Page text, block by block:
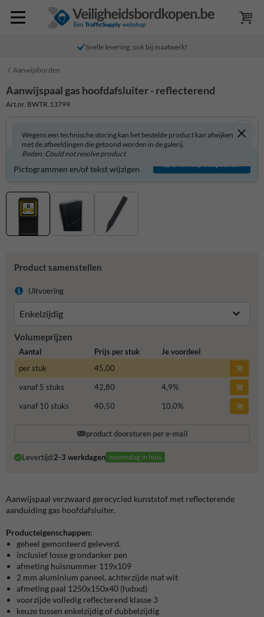
Snelle levering, ook bij maatwerk!
Aanwijsborden
Aanwijspaal gas hoofdafsluiter - reflecterend
Art.nr. BWTR.13799
Wegens een technische storing kan het bestelde product kan afwijken
met de afbeeldingen die getoond worden in de galerij.
Reden: Could not resolve product
Product zelf aanpassen?
Pictogrammen en/of tekst wijzigen
Ontwerp aanpassen
Product samenstellen
Uitvoering
Volumeprijzen
Aantal Prijs per stuk
Je voordeel
per stuk
45,00
vanaf 5 stuks
42,80 4,9%
vanaf 10 stuks
40,50 10,0%
product doorsturen per e-mail
Levertijd:2-3 werkdagen woensdag in huis
Aanwijspaal verzwaard gerecycled kunststof met reflecterende
aanduiding gas hoofdafsluiter.
Producteigenschappen:
geheel gemonteerd geleverd.
inclusief losse grondanker pen
afmeting huisnummer 119x109
2 mm aluminium paneel, achterzijde mat wit
afmeting paal 1250x150x40 (hxbxd)
voorzijde volledig reflecterend klasse 3
keuze tussen enkelzijdig of dubbelzijdig